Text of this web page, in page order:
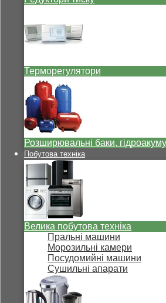
Терморегулятори
Розширювальні баки,
Побутова техніка
Велика побутова техніка
Пральні машини
Морозильні камери
Посудомийні машини
Сушильні апарати